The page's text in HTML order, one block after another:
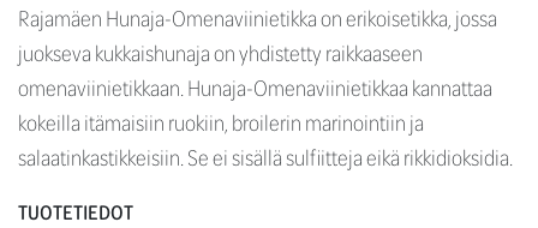
Rajamäen Hunaja-Omenaviinietikka on erikoisetikka, jossa
juokseva kukkaishunaja on yhdistetty raikkaaseen
omenaviinietikkaan. Hunaja-Omenaviinietikkaa kannattaa
kokeilla itämaisiin ruokiin, broilerin marinointiin ja
salaatinkastikkeisiin. Se ei sisällä sulfiitteja eikä rikkidioksidia.
TUOTETIEDOT